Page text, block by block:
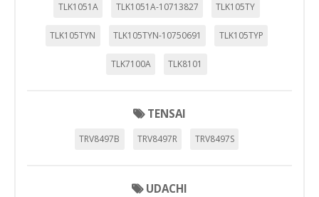
TLK1051A TLK1051A-10713827 TLK105TY
TLK105TYN TLK105TYN-10750691 TLK105TYP
TLK7100A TLK8101
TENSAI
TRV8497B TRV8497R TRV8497S
UDACHI